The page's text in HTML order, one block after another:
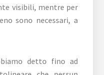
visibili, mentre per
sono necessari, a
detto fino ad